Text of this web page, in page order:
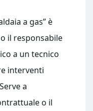
a gas” è
il responsabile
a un tecnico
interventi
a
o il